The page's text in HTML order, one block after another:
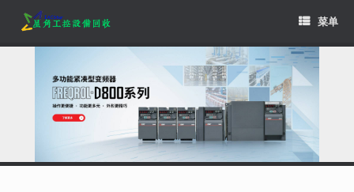
content
菜单